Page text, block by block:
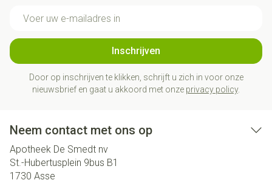
Inschrijven
Door op inschrijven te klikken, schrijft u zich in voor onze
nieuwsbrief en gaat u akkoord met onze privacy policy.
Neem contact met ons op
Apotheek De Smedt nv
St.-Hubertusplein 9bus B1
1730 Asse